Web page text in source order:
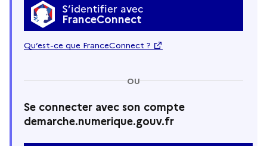
S’identifier avec
FranceConnect
Qu’est-ce que FranceConnect ?
OU
Se connecter avec son compte
demarche.numerique.gouv.fr